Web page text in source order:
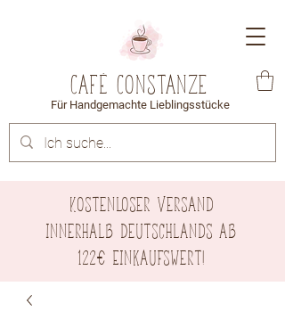
Café Constanze
Für Handgemachte Lieblingsstücke
Kostenloser Versand
innerhalb Deutschlands ab
122€ Einkaufswert!